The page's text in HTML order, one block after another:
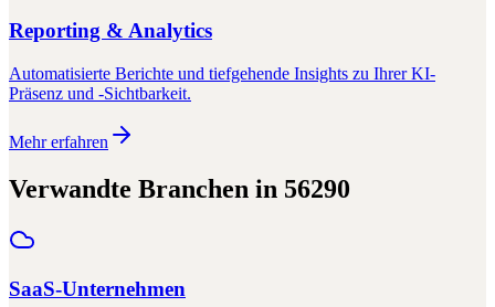
Reporting & Analytics
Automatisierte Berichte und tiefgehende Insights zu Ihrer KI-
Präsenz und -Sichtbarkeit.
Mehr erfahren
Verwandte Branchen in 56290
SaaS-Unternehmen